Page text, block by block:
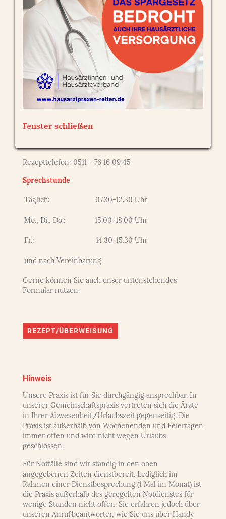
Fenster schließen
Kontakt
Hausarzpraxis Ahlem
Fachärzte für Allgemeinmedizin
Chirotherapie - Sportmedizin - Akupunktur -
Notfallmedizin
Ernst-Bähre-Str. 1A
info@hausarztpraxis-ahlem.de
Rezepttelefon: 0511 - 76 16 09 45
Sprechstunde
Täglich: 07.30-12.30 Uhr
Mo., Di., Do.: 15.00-18.00 Uhr
Fr.: 14.30-15.30 Uhr
und nach Vereinbarung
Gerne können Sie auch unser untenstehendes
Formular nutzen.
REZEPT/ÜBERWEISUNG
Hinweis
Unsere Praxis ist für Sie durchgängig ansprechbar. In
unserer Gemeinschaftspraxis vertreten sich die Ärzte
in Ihrer Abwesenheit/Urlaubszeit gegenseitig. Die
Praxis ist außerhalb von Wochenenden und Feiertagen
immer offen und wird nicht wegen Urlaubs
geschlossen.
Für Notfälle sind wir ständig in den oben
angegebenen Zeiten dienstbereit. Lediglich im
Rahmen einer Dienstbesprechung (1 Mal im Monat) ist
die Praxis außerhalb des geregelten Notdienstes für
wenige Stunden nicht offen. Sie erfahren jedoch über
unseren Anrufbeantworter, wie Sie uns über Handy